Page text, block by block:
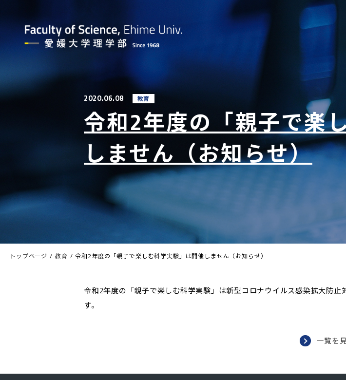
2020.06.08 教育
令和2年度の「親子で楽
しません（お知らせ）
トップページ 教育 令和2年度の「親子で楽しむ科学実験」は開催しません（お知らせ）
令和2年度の「親子で楽しむ科学実験」は新型コロナウイルス感染拡大防
す。
一覧を